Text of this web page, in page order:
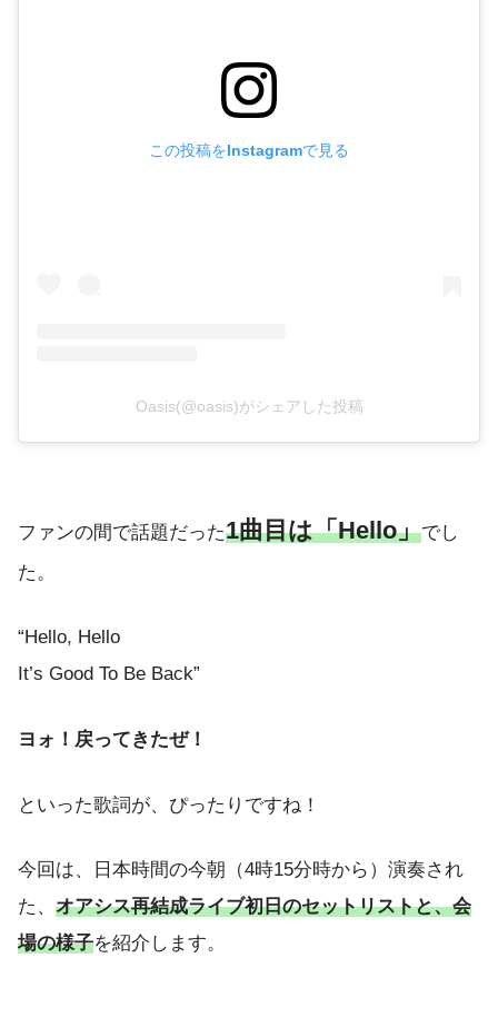
この投稿をInstagramで見る
Oasis(@oasis)がシェアした投稿
ファンの間で話題だった1曲目は「Hello」でし
た。
“Hello, Hello
It’s Good To Be Back”
ヨォ！戻ってきたぜ！
といった歌詞が、ぴったりですね！
今回は、日本時間の今朝（4時15分時から）演奏され
た、 オアシス再結成ライブ初日のセットリストと、会
場の様子を紹介します。